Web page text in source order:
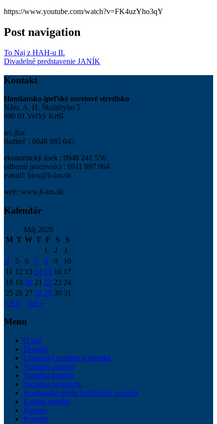
https://www.youtube.com/watch?v=FK4uzYho3qY
Post navigation
To Naj z HAH-u II.
Divadelné predstavenie JANÍK
Kontakt
Hontiansko-ipeľské osvetové stredisko
Nám. A. H. Škultétyho 5
990 01 Veľký Krtíš
tel./fax:
riaditeľ : 0948 985 045
ekonomický úsek : 0948 241 556
odborní pracovníci : 0911 897 064
e-mail: hios@h-ios.sk
web: www.h-ios.sk
Kalendár
Máj 2020
M T W T F S
S
1
2
3
4
5 6 7 8 9
10
11 12 13 14 15 16 17
18 19 20 21 22 23 24
25 26 27 28 29 30 31
« Apr
Jun »
Menu
O nás
Divadlo
Umelecký prednes a rétorika
Vizuálne umenie
Tradičná kultúra
Sociálna prevencia
Hontianska dielňa tradičného remesla
Kultúra menšín
Partneri
Kontakt